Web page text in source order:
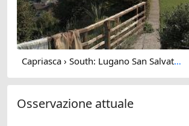
Capriasca › South: Lugano San Salvatore
Osservazione attuale